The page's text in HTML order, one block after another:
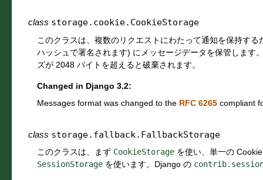
class storage.cookie. CookieStorage
このクラスは、複数のリクエストにわたって通知を保持す
ハッシュで署名されます) にメッセージデータを保管します
ズが 2048 バイトを超えると破棄されます。
Changed in Django 3.2:
Messages format was changed to the RFC 6265 compliant
class storage.fallback. FallbackStorage
このクラスは、まず CookieStorage を使い、単一の
SessionStorage を使います。Django の